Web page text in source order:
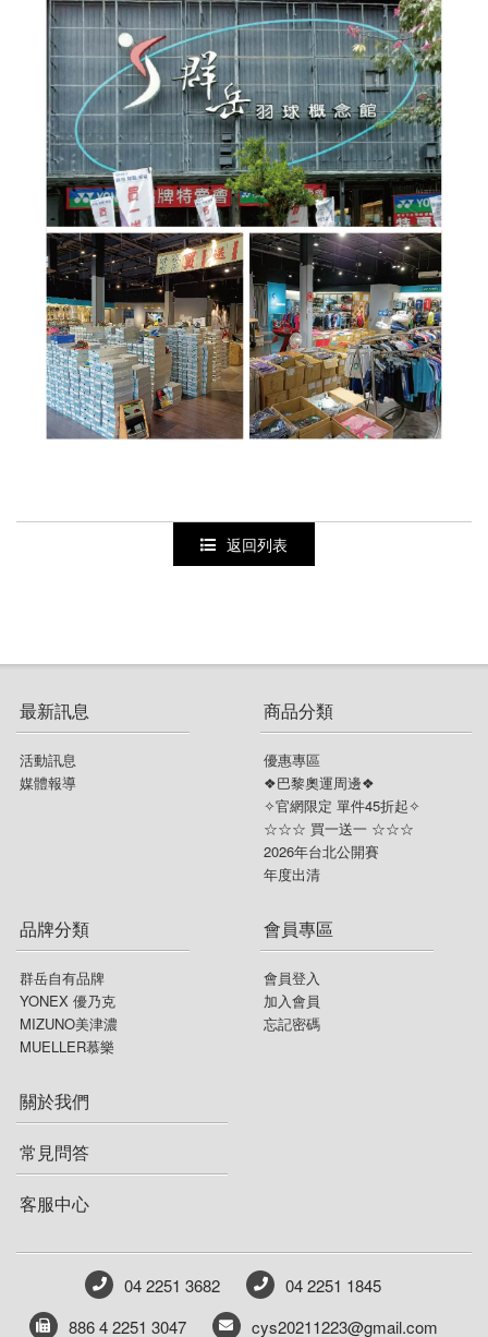
返回列表
最新訊息
活動訊息
媒體報導
商品分類
優惠專區
❖巴黎奧運周邊❖
✧官網限定 單件45折起✧
☆☆☆ 買一送一 ☆☆☆
2026年台北公開賽
年度出清
品牌分類
群岳自有品牌
YONEX 優乃克
MIZUNO美津濃
MUELLER慕樂
會員專區
會員登入
加入會員
忘記密碼
關於我們
常見問答
客服中心
04 2251 3682
04 2251 1845
886 4 2251 3047
cys20211223@gmail.com